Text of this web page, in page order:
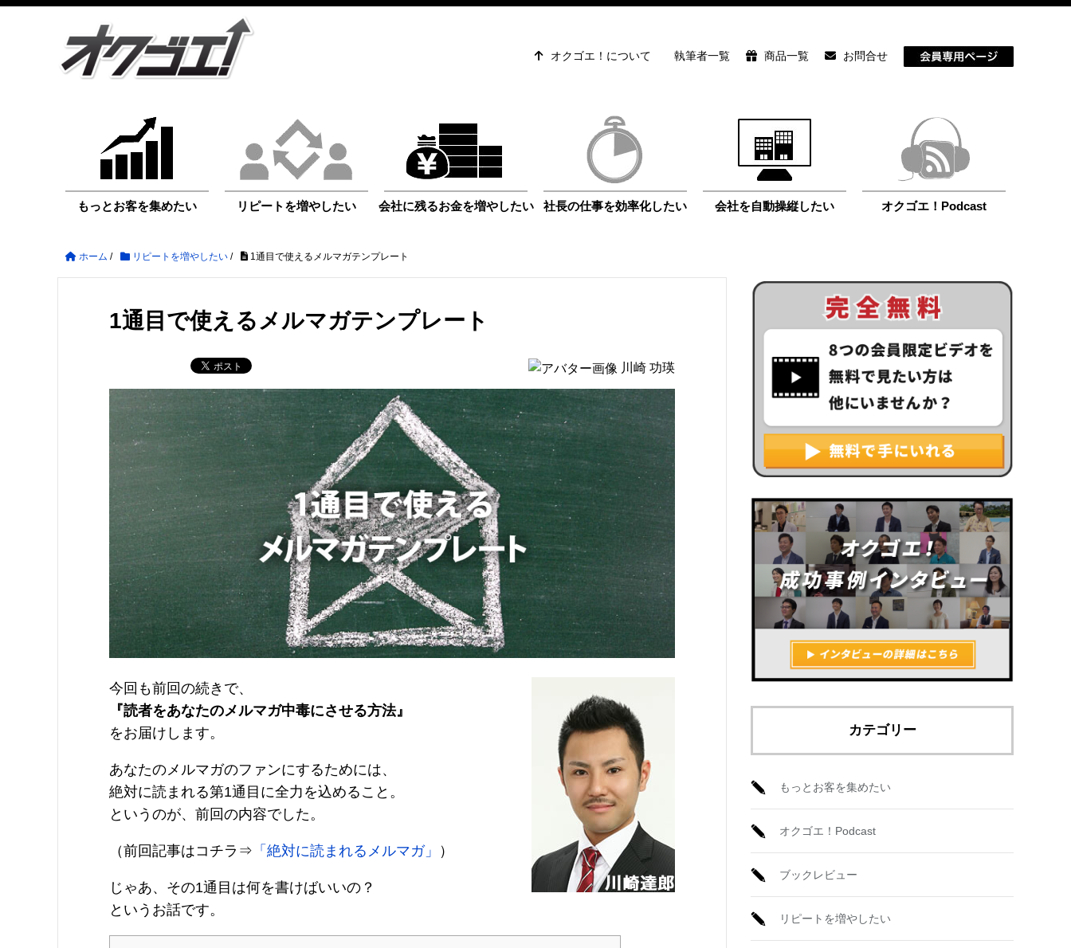
オクゴエ！について 執筆者一覧 商品一覧 お問合せ
もっとお客を集めたい リピートを増やしたい 会社に残るお金を増やしたい 社長の仕事を効率化したい 会社を自動操縦したい オクゴエ！Podcast
ホーム / リピートを増やしたい / 1通目で使えるメルマガテンプレート
1通目で使えるメルマガテンプレート
川崎 功瑛
今回も前回の続きで、
『読者をあなたのメルマガ中毒にさせる方法』
をお届けします。
あなたのメルマガのファンにするためには、
絶対に読まれる第1通目に全力を込めること。
というのが、前回の内容でした。
（前回記事はコチラ⇒ 「絶対に読まれるメルマガ」 ）
じゃあ、その1通目は何を書けばいいの？
というお話です。
カテゴリー
もっとお客を集めたい
オクゴエ！Podcast
ブックレビュー
リピートを増やしたい